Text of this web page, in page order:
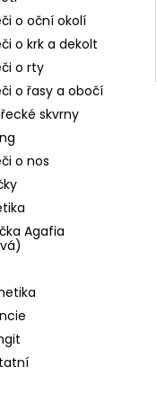
o oční okolí
o krk a dekolt
o rty
o řasy a obočí
skvrny
o nos
Agafia